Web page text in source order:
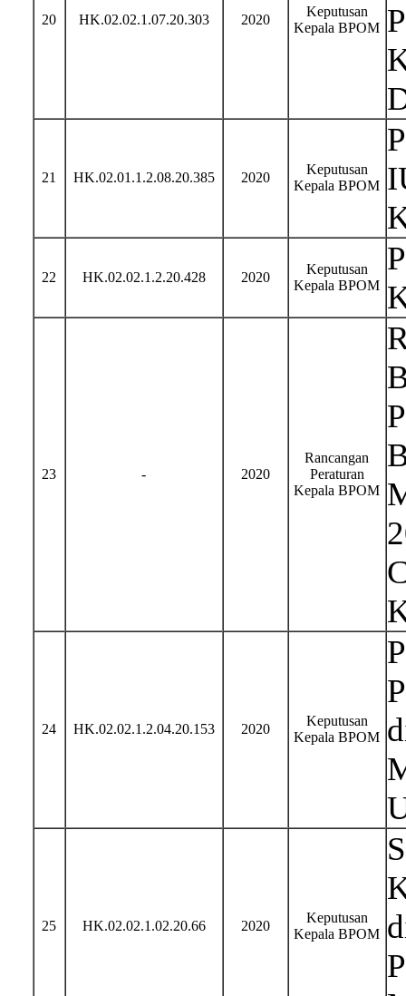
20 HK.02.02.1.07.20.303 2020
Keputusan
Kepala BPOM
21 HK.02.01.1.2.08.20.385 2020
Keputusan
Kepala BPOM
22 HK.02.02.1.2.20.428 2020
Keputusan
Kepala BPOM
23 - 2020
Rancangan
Peraturan
Kepala BPOM
24 HK.02.02.1.2.04.20.153 2020
Keputusan
Kepala BPOM
25 HK.02.02.1.02.20.66 2020
Keputusan
Kepala BPOM